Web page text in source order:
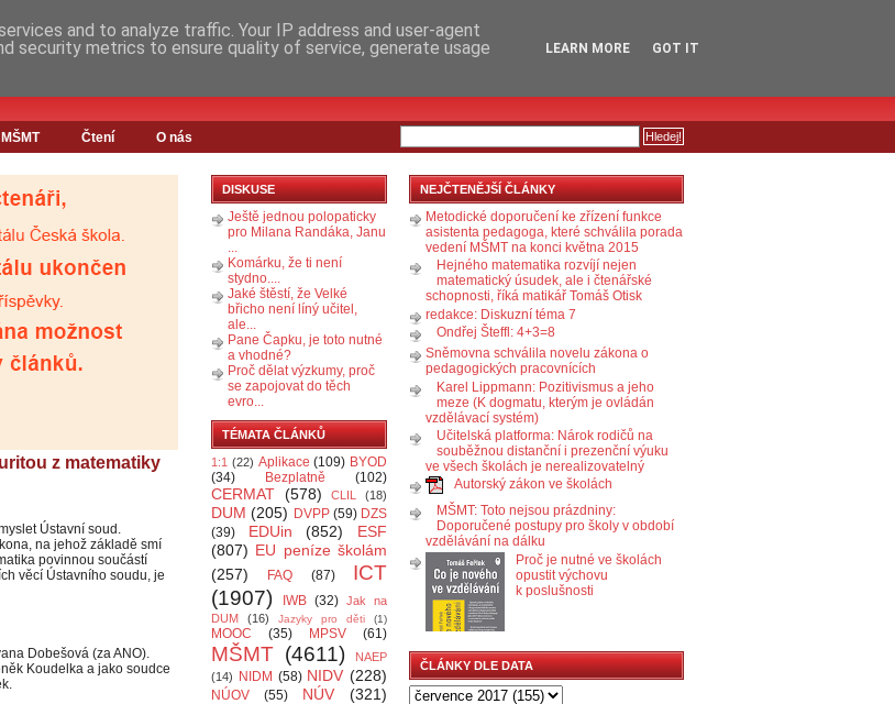
MŠMT Čtení O nás
z matematiky
Ústavní soud.
na jehož základě smí
povinnou součástí
věcí Ústavního soudu, je
Dobešová (za ANO).
Koudelka a jako soudce
DISKUSE
Ještě jednou polopaticky
pro Milana Randáka, Janu
...
Komárku, že ti není
stydno....
Jaké štěstí, že Velké
břicho není líný učitel,
ale...
Pane Čapku, je toto nutné
a vhodné?
Proč dělat výzkumy, proč
se zapojovat do těch
evro...
TÉMATA ČLÁNKŮ
1:1 (22) Aplikace (109) BYOD
(34)
Bezplatně (102)
CERMAT (578) CLIL (18)
DUM (205) DVPP (59) DZS
(39)
EDUin (852)
ESF
(807) EU peníze školám
(257)
FAQ (87)
ICT
(1907)
IWB (32) Jak na
DUM
(16) Jazyky pro děti (1)
MOOC (35) MPSV (61)
MŠMT (4611)
NAEP
(14)
NIDM (58) NIDV (228)
NÚOV (55) NÚV (321)
NEJČTENĚJŠÍ ČLÁNKY
Metodické doporučení ke zřízení funkce
asistenta pedagoga, které schválila porada
vedení MŠMT na konci května 2015
Hejného matematika rozvíjí nejen
matematický úsudek, ale i čtenářské
schopnosti, říká matikář Tomáš Otisk
redakce: Diskuzní téma 7
Ondřej Šteffl: 4+3=8
Sněmovna schválila novelu zákona o
pedagogických pracovnících
Karel Lippmann: Pozitivismus a jeho
meze (K dogmatu, kterým je ovládán
vzdělávací systém)
Učitelská platforma: Nárok rodičů na
souběžnou distanční i prezenční výuku
ve všech školách je nerealizovatelný
Autorský zákon ve školách
MŠMT: Toto nejsou prázdniny:
Doporučené postupy pro školy v období
vzdělávání na dálku
Proč je nutné ve školách
opustit výchovu
k poslušnosti
ČLÁNKY DLE DATA
and to analyze traffic. Your IP address and user-agent
security metrics to ensure quality of service, generate usage
LEARN MORE GOT IT